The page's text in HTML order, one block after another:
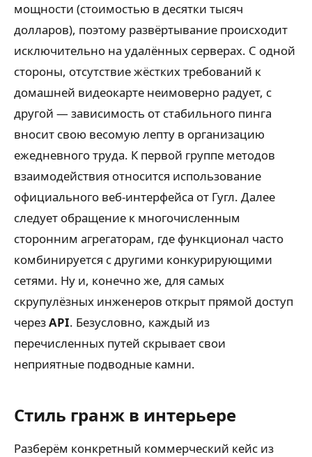
мощности (стоимостью в десятки тысяч
долларов), поэтому развёртывание происходит
исключительно на удалённых серверах. С одной
стороны, отсутствие жёстких требований к
домашней видеокарте неимоверно радует, с
другой — зависимость от стабильного пинга
вносит свою весомую лепту в организацию
ежедневного труда. К первой группе методов
взаимодействия относится использование
официального веб-интерфейса от Гугл. Далее
следует обращение к многочисленным
сторонним агрегаторам, где функционал часто
комбинируется с другими конкурирующими
сетями. Ну и, конечно же, для самых
скрупулёзных инженеров открыт прямой доступ
черезAPI. Безусловно, каждый из
перечисленных путей скрывает свои
неприятные подводные камни.
Стиль гранж в интерьере
Разберём конкретный коммерческий кейс из